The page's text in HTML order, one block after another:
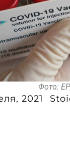
Фото:
2021